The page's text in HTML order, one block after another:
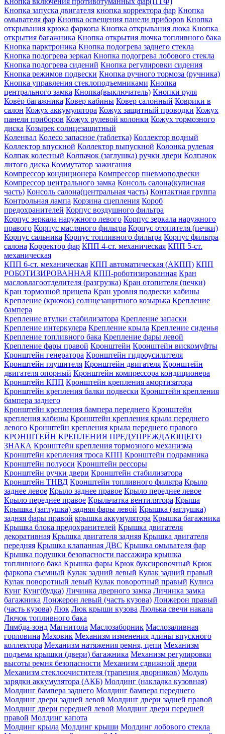
Кнопка запуска двигателя кнопка корректора фар Кнопка
омывателя фар Кнопка освещения панели приборов Кнопка
открывания крюка фаркопа Кнопка открывания люка Кнопка
открытия багажника Кнопка открытия лючка топливного бака
Кнопка парктроника Кнопка подогрева заднего стекла
Кнопка подогрева зеркал Кнопка подогрева лобового стекла
Кнопка подогрева сидений Кнопка регулировки сидения
Кнопка режимов подвески Кнопка ручного тормоза (ручника)
Кнопка управления стеклоподъемниками Кнопка
центрального замка Кнопка(выключатель) Кнопки руля
Ковёр багажника Ковер кабины Ковер салонный Коврики в
салон Кожух аккумулятора Кожух защитный проводки Кожух
панели приборов Кожух рулевой колонки Кожух тормозного
диска Козырек солнцезащитный
Коленвал Колесо запасное (таблетка) Коллектор водный
Коллектор впускной Коллектор выпускной Колонка рулевая
Колпак колесный Колпачок (заглушка) ручки двери Колпачок
литого диска Коммутатор зажигания
Компрессор кондиционера Компрессор пневмоподвески
Компрессор центрального замка Консоль салона(кулисная
часть) Консоль салона(центральная часть) Контактная группа
Контрольная лампа Корзина сцепления Короб
предохранителей Корпус воздушного фильтра
Корпус зеркала наружного левого Корпус зеркала наружного
правого Корпус масляного фильтра Корпус отопителя (печки)
Корпус сальника Корпус топливного фильтра Корпус фильтра
салона Корректор фар КПП 4-ст. механическая КПП 5-ст.
механическая
КПП 6-ст. механическая КПП автоматическая (АКПП) КПП
РОБОТИЗИРОВАННАЯ КПП-роботизированная Кран
масловлагоотделителя (разгрузка) Кран отопителя (печки)
Кран тормозной прицепа Кран уровня подвески кабины
Крепление (крючок) солнцезащитного козырька Крепление
бампера
Крепление втулки стабилизатора Крепление запаски
Крепление интеркулера Крепление крыла Крепление сиденья
Крепление топливного бака Крепление фары левой
Крепление фары правой Кронштейн Кронштейн вискомуфты
Кронштейн генератора Кронштейн гидроусилителя
Кронштейн глушителя Кронштейн двигателя Кронштейн
двигателя опорный Кронштейн компрессора кондиционера
Кронштейн КПП Кронштейн крепления амортизатора
Кронштейн крепления балки подвески Кронштейн крепления
бампера заднего
Кронштейн крепления бампера переднего Кронштейн
крепления кабины Кронштейн крепления крыла переднего
левого Кронштейн крепления крыла переднего правого
КРОНШТЕЙН КРЕПЛЕНИЯ ПРЕДУПРЕЖДАЮЩЕГО
ЗНАКА Кронштейн крепления тормозного механизма
Кронштейн крепления троса КПП Кронштейн подрамника
Кронштейн полуоси Кронштейн рессоры
Кронштейн ручки двери Кронштейн стабилизатора
Кронштейн ТНВД Кронштейн топливного фильтра Крыло
заднее левое Крыло заднее правое Крыло переднее левое
Крыло переднее правое Крыльчатка вентилятора Крыша
Крышка (заглушка) задняя фары левой Крышка (заглушка)
задняя фары правой крышка аккумулятора Крышка багажника
Крышка блока предохранителей Крышка двигателя
декоративная Крышка двигателя задняя Крышка двигателя
передняя Крышка клапанная ДВС Крышка омывателя фар
Крышка подушки безопасности пассажира крышка
топливного бака Крышка фары Крюк буксировочный Крюк
фаркопа съемный Кулак задний левый Кулак задний правый
Кулак поворотный левый Кулак поворотный правый Кулиса
Кунг Кунг(будка) Личинка дверного замка Личинка замка
багажника Лонжерон левый (часть кузова) Лонжерон правый
(часть кузова) Люк Люк крыши кузова Люлька свечи накала
Лючок топливного бака
Лямбда-зонд Магнитола Маслозаборник Маслозаливная
горловина Маховик Механизм изменения длины впускного
коллектора Механизм натяжения ремня, цепи Механизм
подъема крышки (двери) багажника Механизм регулировки
высоты ремня безопасности Механизм сдвижной двери
Механизм стеклоочистителя (трапеция дворников) Модуль
зарядки аккумулятора (АКБ) Молдинг (накладка кузовная)
Молдинг бампера заднего Молдинг бампера переднего
Молдинг двери задней левой Молдинг двери задней правой
Молдинг двери передней левой Молдинг двери передней
правой Молдинг капота
Молдинг крыла Молдинг крыши Молдинг лобового стекла